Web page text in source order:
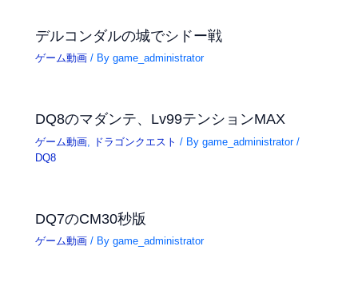
デルコンダルの城でシドー戦
ゲーム動画 / Bygame_administrator
DQ8のマダンテ、Lv99テンションMAX
ゲーム動画 ドラゴンクエスト / Bygame_administrator/
DQ8
DQ7のCM30秒版
ゲーム動画 / Bygame_administrator